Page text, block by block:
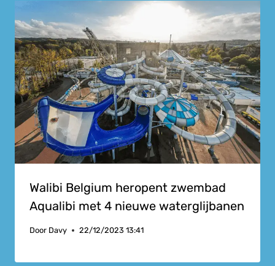
Walibi Belgium heropent zwembad
Aqualibi met 4 nieuwe waterglijbanen
Door Davy 22/12/2023 13:41